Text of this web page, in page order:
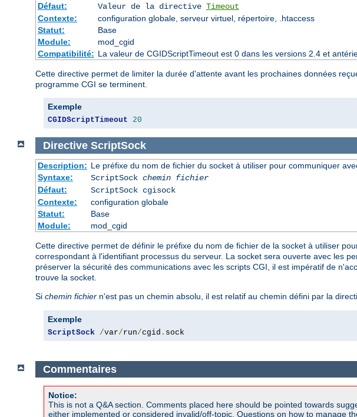
Défaut:
Valeur de la directive Timeout
Contexte:
configuration globale, serveur virtuel, répertoire, .htaccess
Statut:
Base
Module:
mod_cgid
Compatibilité: La valeur de CGIDScriptTimeout est 0 dans les versions 2.4 et
Cette directive permet de limiter la durée d'attente avant les prochaines données
programme CGI se terminent.
Exemple
CGIDScriptTimeout 20
Directive ScriptSock
Description: Le préfixe du nom de fichier du socket à utiliser pour communiquer
Syntaxe:
ScriptSock chemin fichier
Défaut:
ScriptSock cgisock
Contexte:
configuration globale
Statut:
Base
Module:
mod_cgid
Cette directive permet de définir le préfixe du nom de fichier de la socket à utiliser
correspondant à l'identifiant processus du serveur. La socket sera ouverte avec les
préserver la sécurité des communications avec les scripts CGI, il est impératif de
trouve la socket.
Si chemin fichier n'est pas un chemin absolu, il est relatif au chemin défini par la
Exemple
ScriptSock /var/run/cgid . sock
Commentaires
Notice:
This is not a Q&A section. Comments placed here should be pointed towards
either implemented or considered invalid/off-topic. Questions on how to manage